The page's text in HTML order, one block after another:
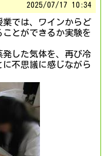
2025/07/17 10:34
では、ワインからど
とができるか実験を
した気体を、再び冷
不思議に感じながら